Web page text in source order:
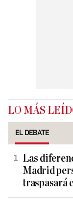
LO MÁS
EL DEBATE
Las
Madrid
traspasará